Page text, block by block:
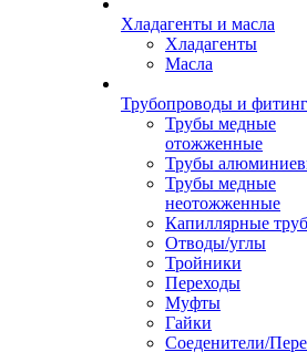
Хладагенты и масла
Хладагенты
Масла
Трубопроводы и фитинг
Трубы медные
отожженные
Трубы
Трубы медные
неотожженные
Капиллярные
Отводы/углы
Тройники
Переходы
Муфты
Гайки
Соеденители/